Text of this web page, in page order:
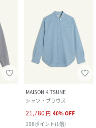
MAISON KITSUNE
シャツ・ブラウス
21,780 円 40%OFF
198ポイント(1倍)